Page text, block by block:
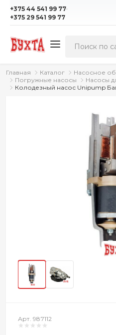
+375 44 541 99 77·
+375 29 541 99 77
Главная Каталог
Насосное
Погружные насосы
Насосы
Колодезный насос Unipump
Арт. 987112